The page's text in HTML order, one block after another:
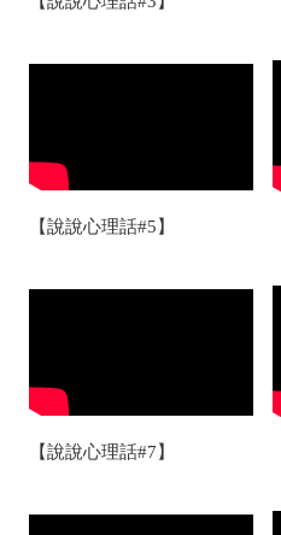
【說說心理話#5】
【說說心理話#7】